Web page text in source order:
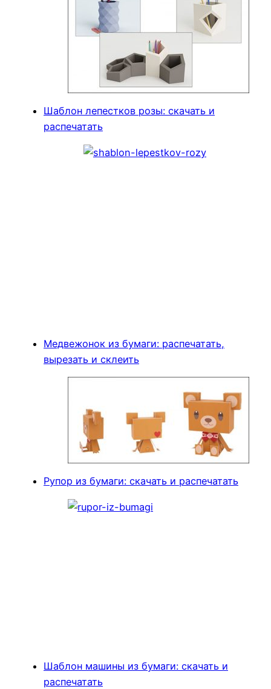
Шаблон лепестков розы: скачать и
распечатать
Медвежонок из бумаги: распечатать,
вырезать и склеить
Рупор из бумаги: скачать и распечатать
Шаблон машины из бумаги: скачать и
распечатать